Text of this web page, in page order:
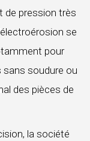
de pression très
se
pour
soudure ou
des pièces de
la société